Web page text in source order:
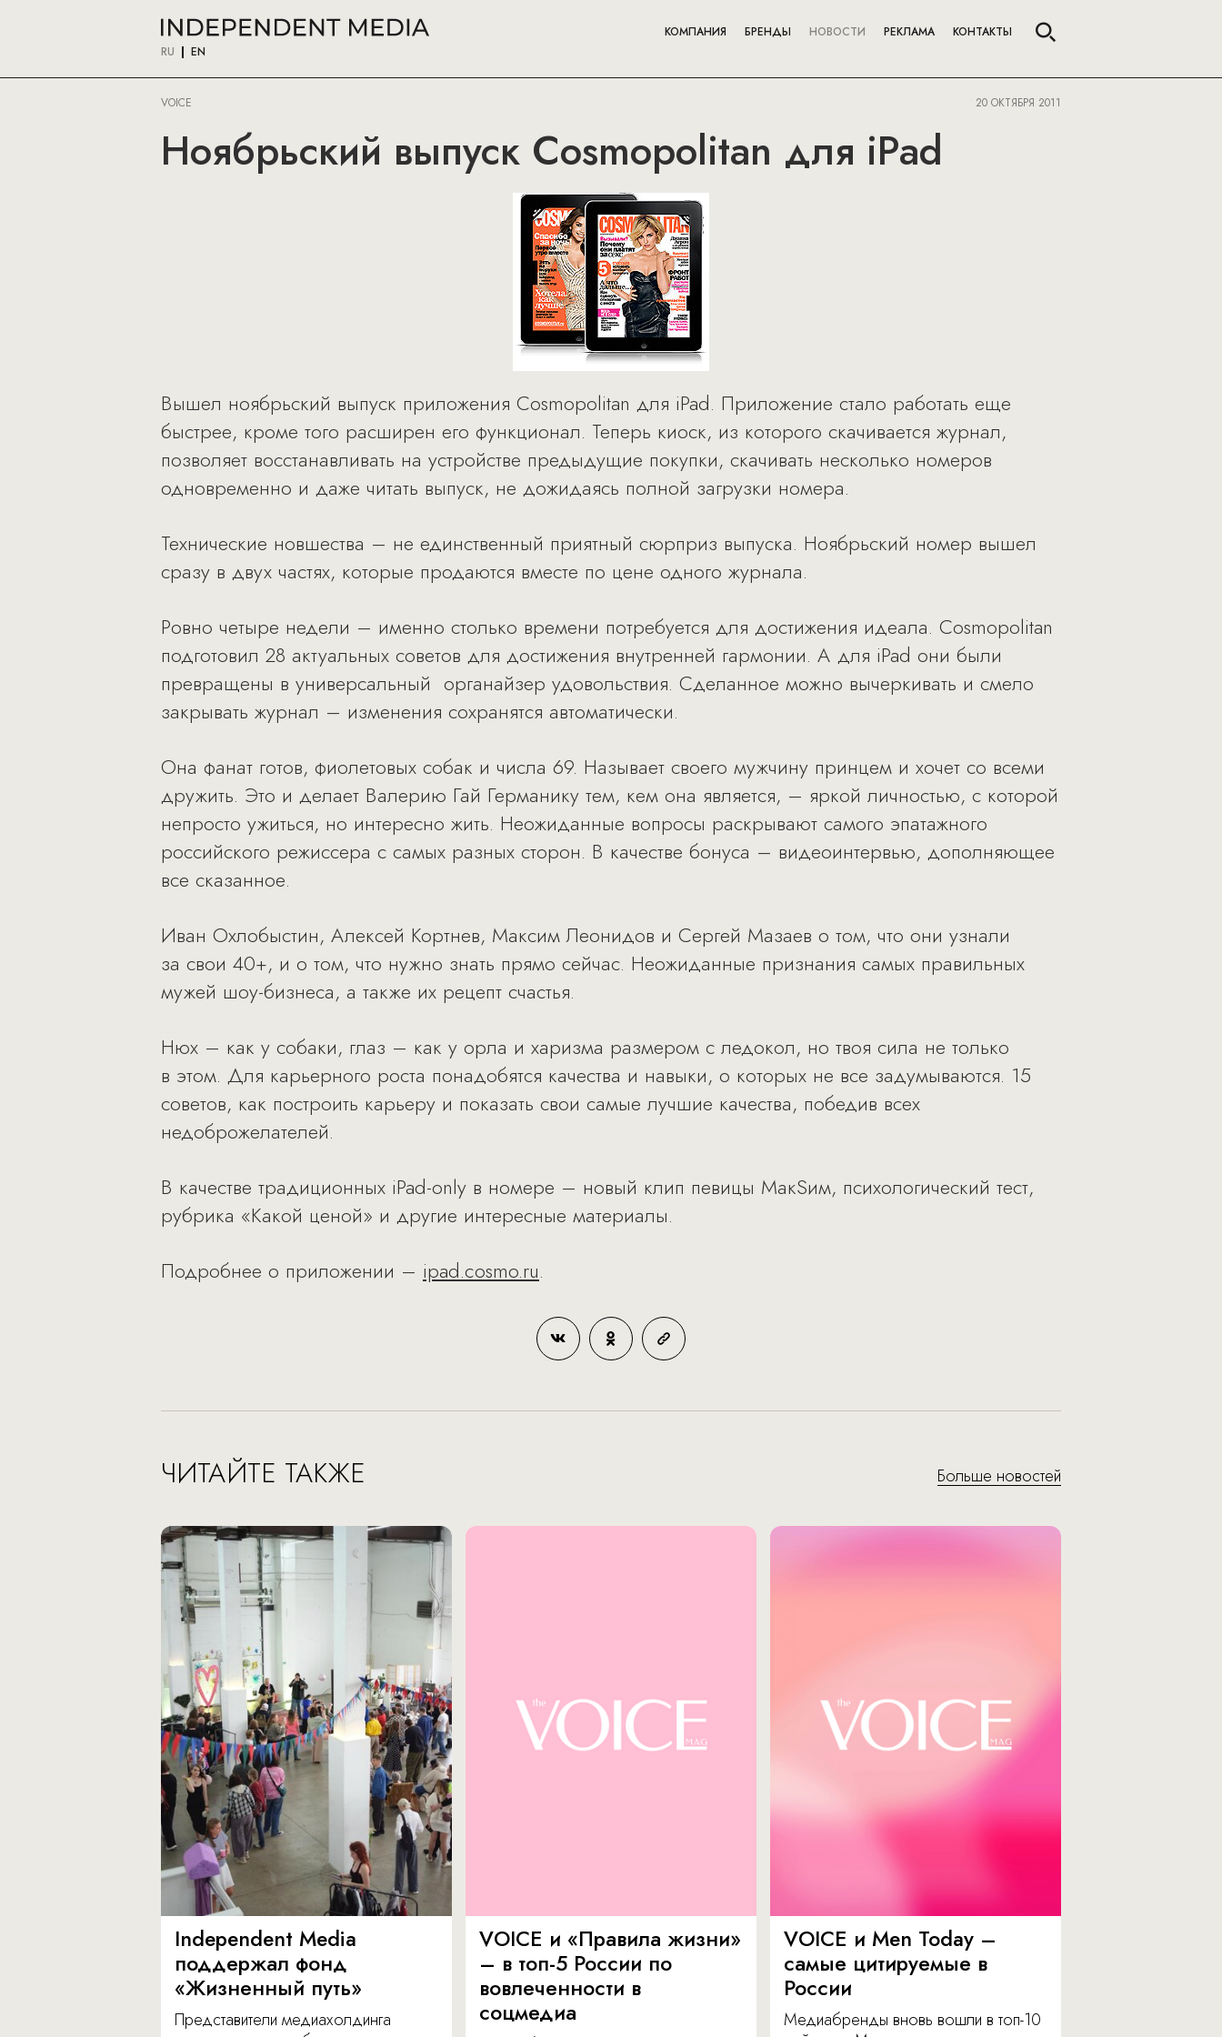
RU EN
КОМПАНИЯ БРЕНДЫ НОВОСТИ РЕКЛАМА КОНТАКТЫ
VOICE 20 ОКТЯБРЯ 2011
Ноябрьский выпуск Cosmopolitan для iPad
Вышел ноябрьский выпуск приложения Cosmopolitan для iPad. Приложение стало работать еще
быстрее, кроме того расширен его функционал. Теперь киоск, из которого скачивается журнал,
позволяет восстанавливать на устройстве предыдущие покупки, скачивать несколько номеров
одновременно и даже читать выпуск, не дожидаясь полной загрузки номера.
Технические новшества – не единственный приятный сюрприз выпуска. Ноябрьский номер вышел
сразу в двух частях, которые продаются вместе по цене одного журнала.
Ровно четыре недели – именно столько времени потребуется для достижения идеала. Cosmopolitan
подготовил 28 актуальных советов для достижения внутренней гармонии. А для iPad они были
превращены в универсальный органайзер удовольствия. Сделанное можно вычеркивать и смело
закрывать журнал – изменения сохранятся автоматически.
Она фанат готов, фиолетовых собак и числа 69. Называет своего мужчину принцем и хочет со всеми
дружить. Это и делает Валерию Гай Германику тем, кем она является, – яркой личностью, с которой
непросто ужиться, но интересно жить. Неожиданные вопросы раскрывают самого эпатажного
российского режиссера с самых разных сторон. В качестве бонуса – видеоинтервью, дополняющее
все сказанное.
Иван Охлобыстин, Алексей Кортнев, Максим Леонидов и Сергей Мазаев о том, что они узнали
за свои 40+, и о том, что нужно знать прямо сейчас. Неожиданные признания самых правильных
мужей шоу-бизнеса, а также их рецепт счастья.
Нюх – как у собаки, глаз – как у орла и харизма размером с ледокол, но твоя сила не только
в этом. Для карьерного роста понадобятся качества и навыки, о которых не все задумываются. 15
советов, как построить карьеру и показать свои самые лучшие качества, победив всех
недоброжелателей.
В качестве традиционных iPad-only в номере – новый клип певицы МакSим, психологический тест,
рубрика «Какой ценой» и другие интересные материалы.
Подробнее о приложении – ipad.cosmo.ru.
ЧИТАЙТЕ ТАКЖЕ Больше новостей
Independent Media
поддержал фонд
«Жизненный путь»
Представители медиахолдинга
VOICE и «Правила жизни»
– в топ-5 России по
вовлеченности в
соцмедиа
VOICE и Men Today –
самые цитируемые в
России
Медиабренды вновь вошли в топ-10